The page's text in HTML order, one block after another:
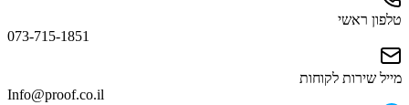
טלפון ראשי
073-715-1851
מייל שירות לקוחות
Info@proof.co.il